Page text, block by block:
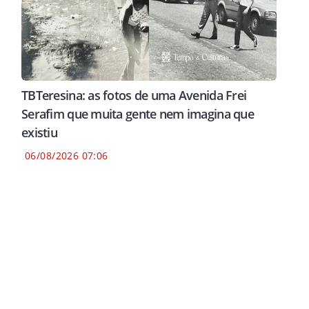
TBTeresina: as fotos de uma Avenida Frei
Serafim que muita gente nem imagina que
existiu
06/08/2026 07:06